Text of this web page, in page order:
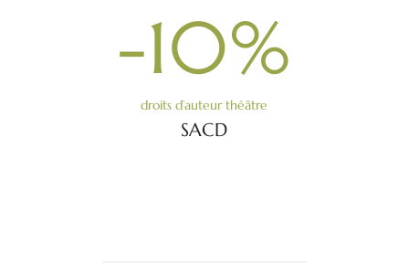
-10%
droits d’auteur théâtre
SACD